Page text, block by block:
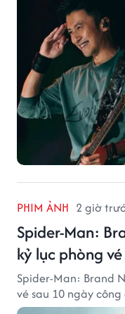
PHIM ẢNH 2 giờ
Spider-Man:
kỷ lục phòng
Spider-Man: Brand
vé sau 10 ngày công